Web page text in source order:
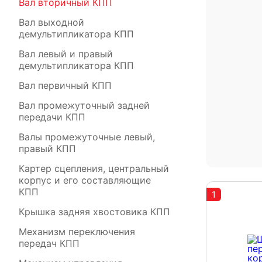
Вал вторичный КПП
Вал выходной
демультипликатора КПП
Вал левый и правый
демультипликатора КПП
Вал первичный КПП
Вал промежуточный задней
передачи КПП
Валы промежуточные левый,
правый КПП
Картер сцепления, центральный
корпус и его составляющие
КПП
Крышка задняя хвостовика КПП
Механизм переключения
передач КПП
1